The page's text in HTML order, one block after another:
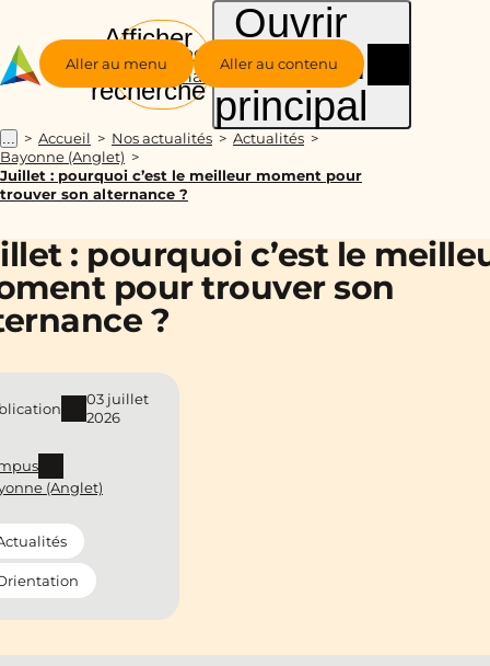
Aller au menu Aller au contenu
Groupe
Alternance
Afficher
la
recherche
Ouvrir
le menu
principal
... Accueil Nos actualités
Actualités
Bayonne (Anglet)
Juillet : pourquoi c’est le meilleur moment pour
trouver son alternance ?
: pourquoi c’est le
pour trouver son
?
03 juillet
2026
(Anglet)